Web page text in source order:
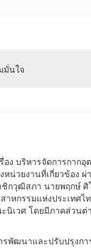
บริหารจัดการกากอุ
น่วยงานที่เกี่ยวข้อง ผ่
วุฒิสภา นายพฤกษ์ ศิ
หกรรมแห่งประเทศไ
เวศ โดยมีภาคส่วนต่
รพัฒนาและปรับปรุงก